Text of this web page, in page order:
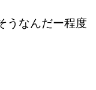
うなんだー程度